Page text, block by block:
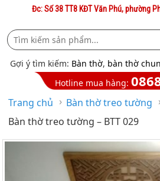
Đc: Số 38 TT8 KĐT Văn Phú, phường
Gợi ý tìm kiếm: Bàn thờ, bàn thờ
Hotline mua hàng:
Trang chủ › Bàn thờ treo tường
Bàn thờ treo tường – BTT 029